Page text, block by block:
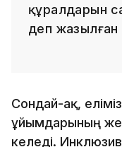
құралдарын
деп жазылған
Сондай-ақ,
ұйымдарының
келеді.